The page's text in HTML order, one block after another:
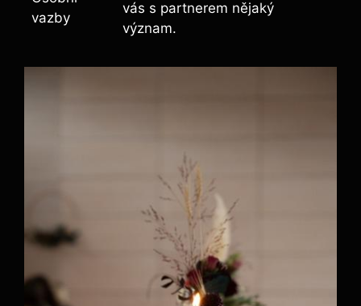
vazby
vás s partnerem nějaký
význam.